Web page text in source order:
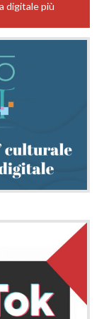
digitale più